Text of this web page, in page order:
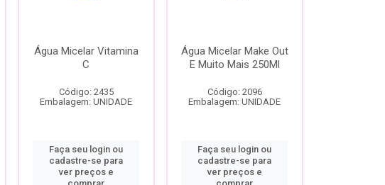
Água Micelar Vitamina
C
Código: 2435
Embalagem: UNIDADE
Faça seu login ou
cadastre-se para
ver preços e
Água Micelar Make Out
E Muito Mais 250Ml
Código: 2096
Embalagem: UNIDADE
Faça seu login ou
cadastre-se para
ver preços e